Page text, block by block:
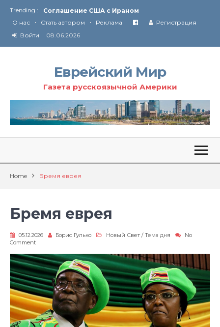
Trending :
Соглашение США с Ираном
Технология Революции в Иране
О нас • Стать автором • Реклама
Регистрация
Войти
08.06.2026
Еврейский Мир
Газета русскоязычной Америки
Home Бремя еврея
Бремя еврея
05.12.2026 Борис Гулько Новый Свет / Тема дня
No
Commenton
еврея